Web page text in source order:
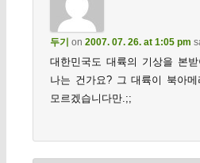
두기 on 2007. 07. 26. at 1:05 pm
대한민국도 대륙의 기상을 본
나는 건가요? 그 대륙이 북아
모르겠습니다만.;;